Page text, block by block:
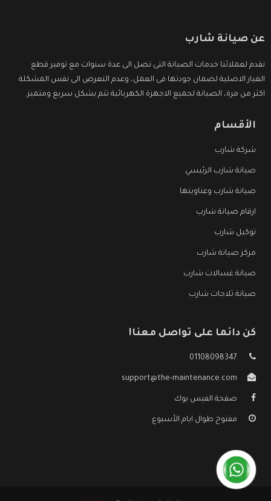
عن صيانة شارب
نقدم لعملائنا خدمات الصيانة التى تصل الى عدة سنوات مع توفير قطع
الغيار الاصلية لضمان جودتها فى العمل، وعدم التعرض الى نفس المشكلة
اكثر من مرة، الصيانة لجميع الاجهزة الكهربائية تتم بشكل سريع ومتميز.
الأقسام
شركة شارب
صيانة شارب الرئيسي
صيانة شارب وعناوينها
ارقام صيانة شارب
توكيل شارب
مركز صيانة شارب
صيانة غسالات شارب
صيانة ثلاجات شارب
كن دائما على تواصل معنا!
01108098347
support@the-maintenance.com
صفحة الفيس بوك
مفتوح طوال ايام الأسبوع